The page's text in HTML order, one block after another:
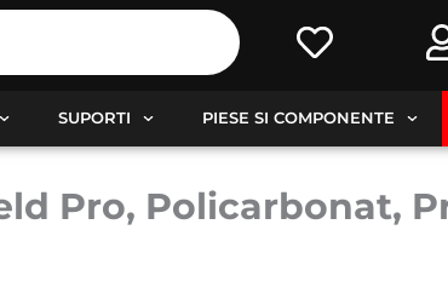
SUPORTI PIESE SI COMPONENTE
Pro, Policarbonat,